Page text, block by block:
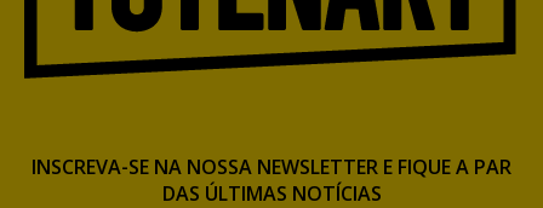
INSCREVA-SE NA NOSSA NEWSLETTER E FIQUE A PAR
DAS ÚLTIMAS NOTÍCIAS